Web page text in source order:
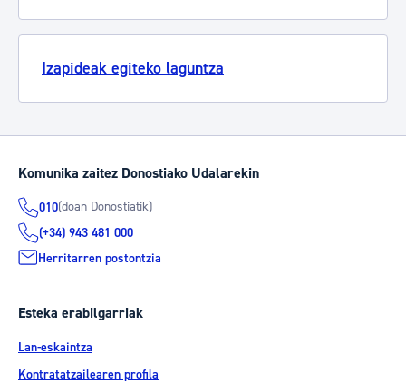
Izapideak egiteko laguntza
Komunika zaitez Donostiako Udalarekin
010(doan Donostiatik)
(+34) 943 481 000
Herritarren postontzia
Esteka erabilgarriak
Lan-eskaintza
Kontratatzailearen profila